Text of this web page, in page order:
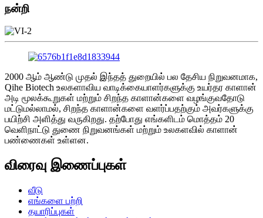
நன்றி
2000 ஆம் ஆண்டு முதல் இந்தத் துறையில் பல தேசிய நிறுவனமாக,
Qihe Biotech உலகளாவிய வாடிக்கையாளர்களுக்கு உயர்தர காளான்
அடி மூலக்கூறுகள் மற்றும் சிறந்த காளான்களை வழங்குவதோடு
மட்டுமல்லாமல், சிறந்த காளான்களை வளர்ப்பதற்கும் அவர்களுக்கு
பயிற்சி அளித்து வருகிறது. தற்போது எங்களிடம் மொத்தம் 20
வெளிநாட்டு துணை நிறுவனங்கள் மற்றும் உலகளவில் காளான்
பண்ணைகள் உள்ளன.
விரைவு இணைப்புகள்
வீடு
எங்களை பற்றி
தயாரிப்புகள்